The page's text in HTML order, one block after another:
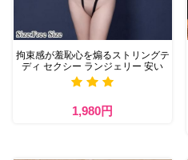
拘束感が羞恥心を煽るストリングテ
ディ セクシー ランジェリー 安い
1,980円